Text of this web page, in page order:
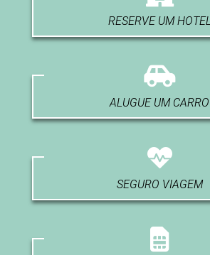
RESERVE UM HOTEL
ALUGUE UM CARRO
SEGURO VIAGEM